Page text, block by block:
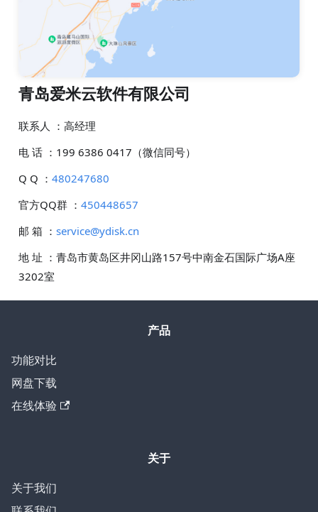
青岛爱米云软件有限公司
联系人 ： 高经理
电 话 ： 199 6386 0417（微信同号）
Q Q ： 480247680
官方QQ群 ： 450448657
邮 箱 ： service@ydisk.cn
地 址 ： 青岛市黄岛区井冈山路157号中南金石国际广场A座
3202室
产品
功能对比
网盘下载
在线体验
关于
关于我们